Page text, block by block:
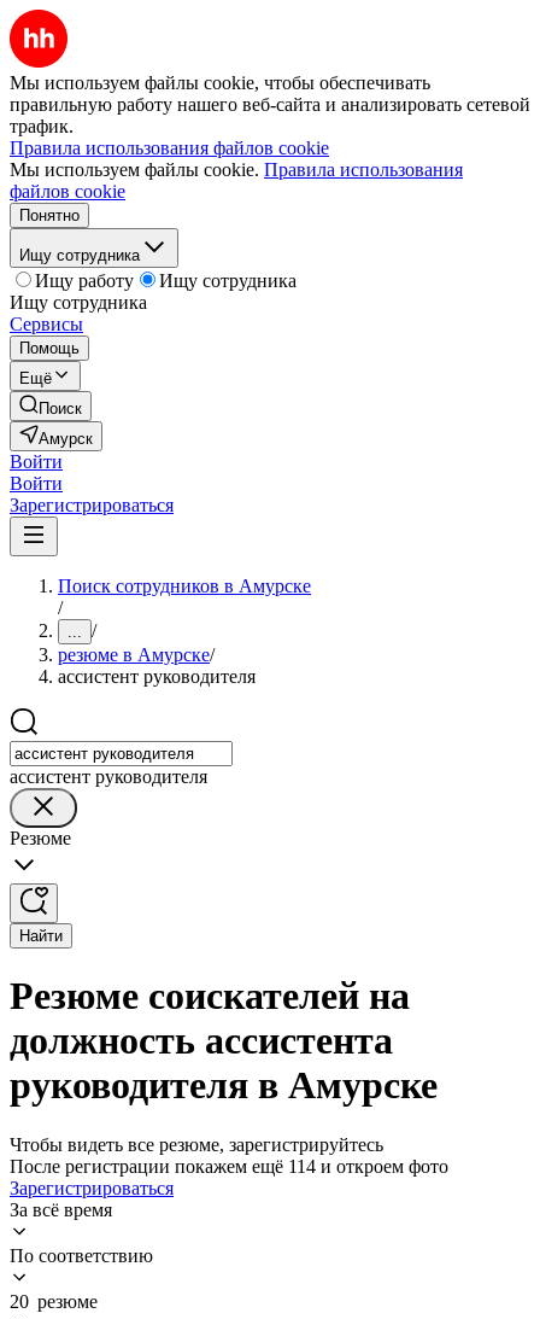
Мы используем файлы cookie, чтобы обеспечивать
правильную работу нашего веб-сайта и анализировать сетевой
трафик.
Правила использования файлов cookie
Мы используем файлы cookie. Правила использования
файлов cookie
Понятно
Ищу сотрудника
Ищу работу
Ищу сотрудника
Ищу сотрудника
Сервисы
Помощь
Ещё
Поиск
Амурск
Войти
Войти
Зарегистрироваться
Поиск сотрудников в Амурске
/
... /
резюме в Амурске/
ассистент руководителя
ассистент руководителя
Резюме
Найти
Резюме соискателей на
должность ассистента
руководителя в Амурске
Чтобы видеть все резюме, зарегистрируйтесь
После регистрации покажем ещё 114 и откроем фото
Зарегистрироваться
За всё время
По соответствию
20 резюме